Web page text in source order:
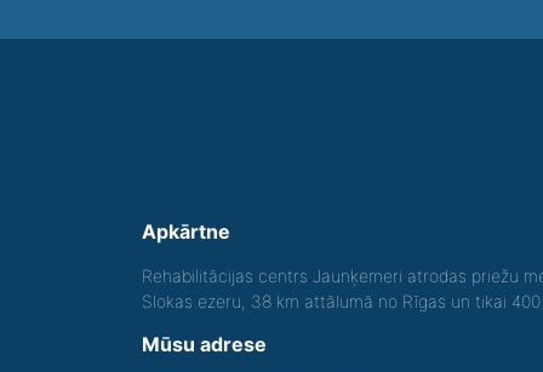
Apkārtne
Rehabilitācijas centrs Jaunķemeri atrodas priežu
Slokas ezeru, 38 km attālumā no Rīgas un tikai
Mūsu adrese